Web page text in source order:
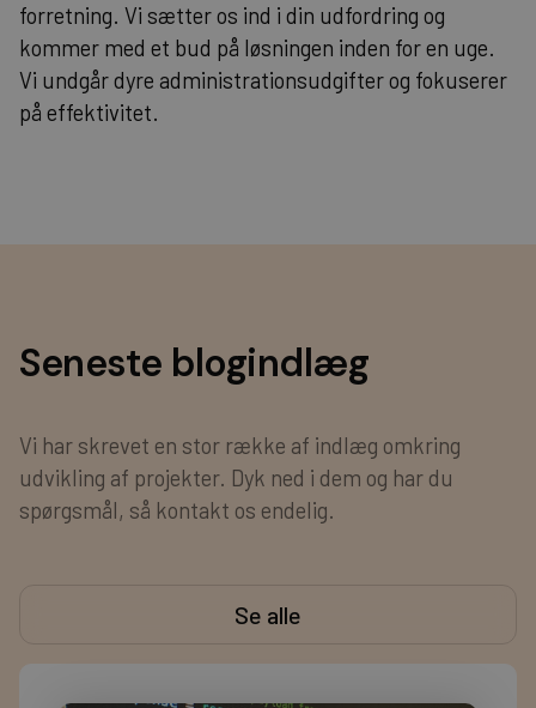
forretning. Vi sætter os ind i din udfordring og
kommer med et bud på løsningen inden for en uge.
Vi undgår dyre administrationsudgifter og fokuserer
på effektivitet.
Seneste blogindlæg
Vi har skrevet en stor række af indlæg omkring
udvikling af projekter. Dyk ned i dem og har du
spørgsmål, så kontakt os endelig.
Se alle